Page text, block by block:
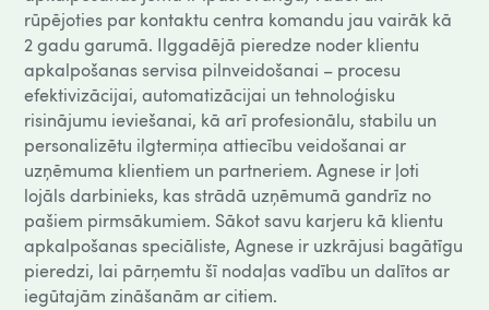
rūpējoties par kontaktu centra komandu jau vairāk kā
2 gadu garumā. Ilggadējā pieredze noder klientu
apkalpošanas servisa pilnveidošanai – procesu
efektivizācijai, automatizācijai un tehnoloģisku
risinājumu ieviešanai, kā arī profesionālu, stabilu un
personalizētu ilgtermiņa attiecību veidošanai ar
uzņēmuma klientiem un partneriem. Agnese ir ļoti
lojāls darbinieks, kas strādā uzņēmumā gandrīz no
pašiem pirmsākumiem. Sākot savu karjeru kā klientu
apkalpošanas speciāliste, Agnese ir uzkrājusi bagātīgu
pieredzi, lai pārņemtu šī nodaļas vadību un dalītos ar
iegūtajām zināšanām ar citiem.